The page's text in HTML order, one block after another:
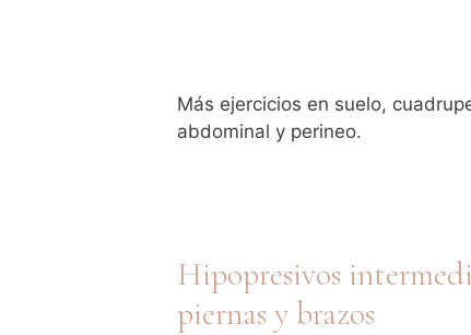
Más ejercicios en suelo,
abdominal y perineo.
Hipopresivos
piernas y brazos